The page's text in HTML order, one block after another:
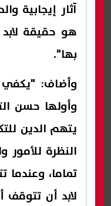
آثار إيجابية
هو حقيقة
بها".
وأضاف:
وأولها حسن
يتهم الدين
النظرة للأمور
تماما،
لابد أن